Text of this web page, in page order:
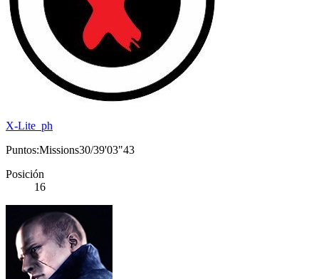
X-Lite_ph
Puntos:Missions30/39'03"43
Posición
16